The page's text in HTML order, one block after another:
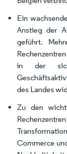
Ein
Anstieg der
geführt.
in der sich
des Landes
Zu den
Commerce